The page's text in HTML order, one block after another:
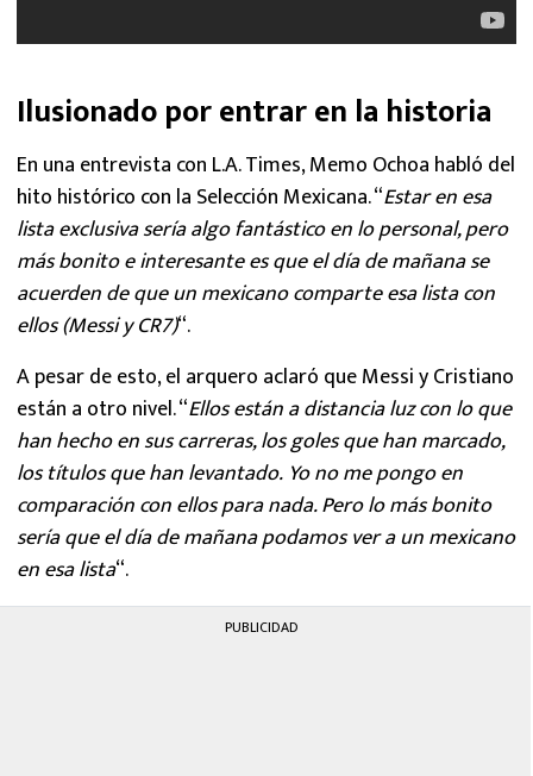
Ilusionado por entrar en la historia
En una entrevista con L.A. Times, Memo Ochoa habló del
hito histórico con la Selección Mexicana. “Estar en esa
lista exclusiva sería algo fantástico en lo personal, pero
más bonito e interesante es que el día de mañana se
acuerden de que un mexicano comparte esa lista con
ellos (Messi y CR7)“.
A pesar de esto, el arquero aclaró que Messi y Cristiano
están a otro nivel. “Ellos están a distancia luz con lo que
han hecho en sus carreras, los goles que han marcado,
los títulos que han levantado. Yo no me pongo en
comparación con ellos para nada. Pero lo más bonito
sería que el día de mañana podamos ver a un mexicano
en esa lista“.
PUBLICIDAD